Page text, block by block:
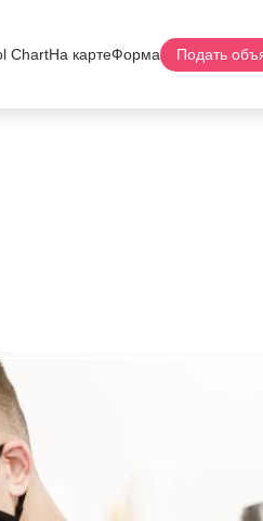
ChartНа картеФорма Подать